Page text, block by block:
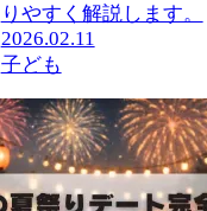
りやすく解説します。
2026.02.11
子ども